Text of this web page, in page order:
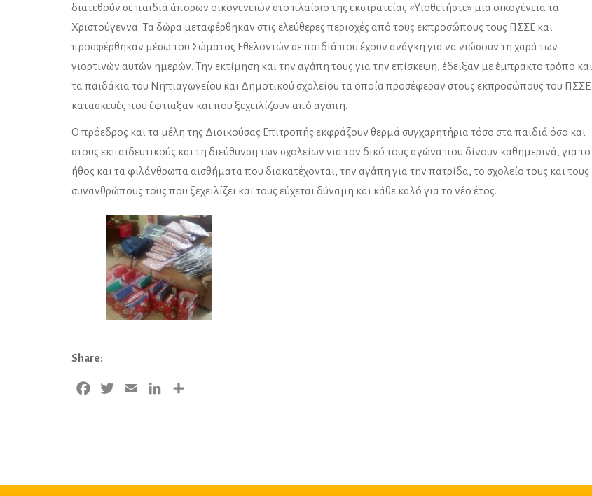
διατεθούν σε παιδιά άπορων οικογενειών στο πλαίσιο της εκστρατείας «Υιοθετήστε» μια οικογένεια τα
Χριστούγεννα. Τα δώρα μεταφέρθηκαν στις ελεύθερες περιοχές από τους εκπροσώπους τους ΠΣΣΕ και
προσφέρθηκαν μέσω του Σώματος Εθελοντών σε παιδιά που έχουν ανάγκη για να νιώσουν τη χαρά των
γιορτινών αυτών ημερών. Την εκτίμηση και την αγάπη τους για την επίσκεψη, έδειξαν με έμπρακτο τρόπο και
τα παιδάκια του Νηπιαγωγείου και Δημοτικού σχολείου τα οποία προσέφεραν στους εκπροσώπους του ΠΣΣΕ
κατασκευές που έφτιαξαν και που ξεχειλίζουν από αγάπη.
Ο πρόεδρος και τα μέλη της Διοικούσας Επιτροπής εκφράζουν θερμά συγχαρητήρια τόσο στα παιδιά όσο και
στους εκπαιδευτικούς και τη διεύθυνση των σχολείων για τον δικό τους αγώνα που δίνουν καθημερινά, για το
ήθος και τα φιλάνθρωπα αισθήματα που διακατέχονται, την αγάπη για την πατρίδα, το σχολείο τους και τους
συνανθρώπους τους που ξεχειλίζει και τους εύχεται δύναμη και κάθε καλό για το νέο έτος.
Share:
Facebook
Twitter Email LinkedIn